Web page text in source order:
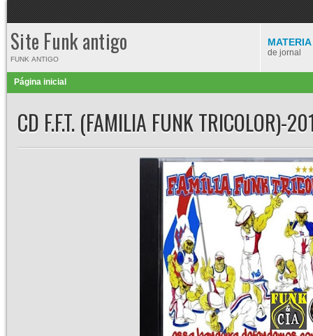
Site Funk antigo
FUNK ANTIGO
MATERIA
de jornal
Página inicial
CD F.F.T. (FAMILIA FUNK TRICOLOR)-